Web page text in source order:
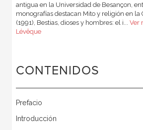
antigua en la Universidad de Besançon,
monografías destacan Mito y religión en la
(1991), Bestias, dioses y hombres: el i... Ver
Lévêque
CONTENIDOS
Prefacio
Introducción